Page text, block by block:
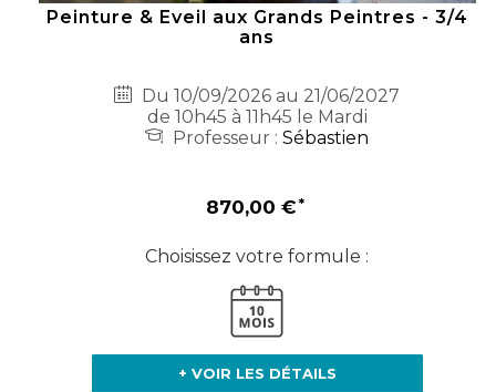
Peinture & Eveil aux Grands Peintres - 3/4
ans
Du 10/09/2026 au 21/06/2027
de 10h45 à 11h45 le Mardi
Professeur :Sébastien
870,00 €
Choisissez votre formule :
+ VOIR LES DÉTAILS